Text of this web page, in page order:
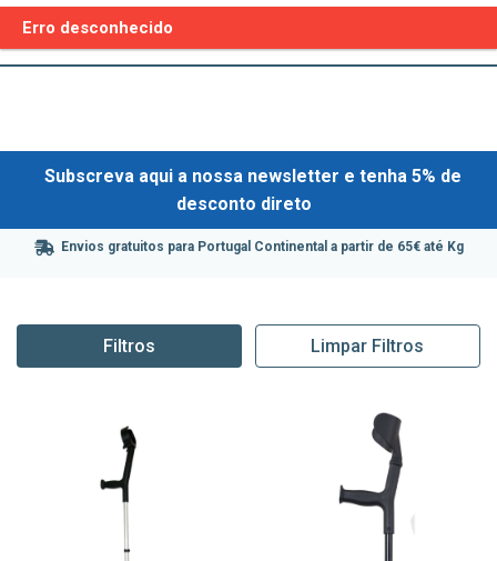
Subscreva aqui a nossa newsletter e tenha 5% de
desconto direto
Envios gratuitos para Portugal Continental a partir de 65€ até Kg
Filtros Limpar Filtros
Erro desconhecido